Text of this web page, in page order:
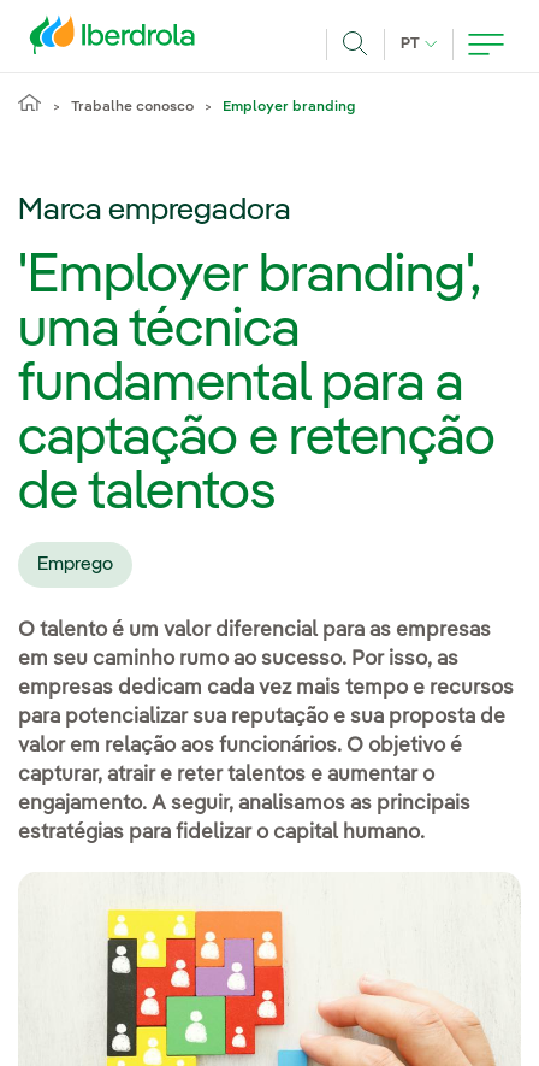
PT IDIOMA ATUAL,
Trabalhe conosco Employer branding
Marca empregadora
'Employer branding',
uma técnica
fundamental para a
captação e retenção
de talentos
Emprego
O talento é um valor diferencial para as empresas
em seu caminho rumo ao sucesso. Por isso, as
empresas dedicam cada vez mais tempo e recursos
para potencializar sua reputação e sua proposta de
valor em relação aos funcionários. O objetivo é
capturar, atrair e reter talentos e aumentar o
engajamento. A seguir, analisamos as principais
estratégias para fidelizar o capital humano.